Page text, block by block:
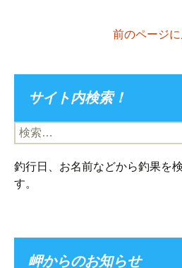
前のページに
サイト内検索！
検
索:
釣行日、お名前などから釣果を
す。
岬からのお知らせ